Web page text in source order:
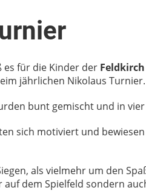
es für die Kinder der
jährlichen Nikolaus Turnier.
bunt gemischt und in
sich motiviert und
als vielmehr um den
dem Spielfeld sondern